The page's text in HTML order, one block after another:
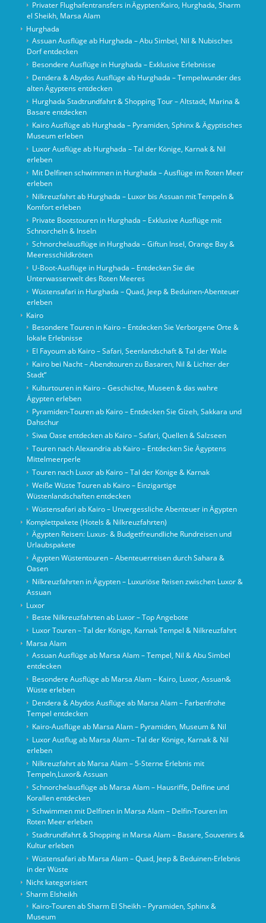
Privater Flughafentransfers in Ägypten:Kairo, Hurghada, Sharm
el Sheikh, Marsa Alam
Hurghada
Assuan Ausflüge ab Hurghada – Abu Simbel, Nil & Nubisches
Dorf entdecken
Besondere Ausflüge in Hurghada – Exklusive Erlebnisse
Dendera & Abydos Ausflüge ab Hurghada – Tempelwunder des
alten Ägyptens entdecken
Hurghada Stadtrundfahrt & Shopping Tour – Altstadt, Marina &
Basare entdecken
Kairo Ausflüge ab Hurghada – Pyramiden, Sphinx & Ägyptisches
Museum erleben
Luxor Ausflüge ab Hurghada – Tal der Könige, Karnak & Nil
erleben
Mit Delfinen schwimmen in Hurghada – Ausflüge im Roten Meer
erleben
Nilkreuzfahrt ab Hurghada – Luxor bis Assuan mit Tempeln &
Komfort erleben
Private Bootstouren in Hurghada – Exklusive Ausflüge mit
Schnorcheln & Inseln
Schnorchelausflüge in Hurghada – Giftun Insel, Orange Bay &
Meeresschildkröten
U-Boot-Ausflüge in Hurghada – Entdecken Sie die
Unterwasserwelt des Roten Meeres
Wüstensafari in Hurghada – Quad, Jeep & Beduinen-Abenteuer
erleben
Kairo
Besondere Touren in Kairo – Entdecken Sie Verborgene Orte &
lokale Erlebnisse
El Fayoum ab Kairo – Safari, Seenlandschaft & Tal der Wale
Kairo bei Nacht – Abendtouren zu Basaren, Nil & Lichter der
Stadt“
Kulturtouren in Kairo – Geschichte, Museen & das wahre
Ägypten erleben
Pyramiden-Touren ab Kairo – Entdecken Sie Gizeh, Sakkara und
Dahschur
Siwa Oase entdecken ab Kairo – Safari, Quellen & Salzseen
Touren nach Alexandria ab Kairo – Entdecken Sie Ägyptens
Mittelmeerperle
Touren nach Luxor ab Kairo – Tal der Könige & Karnak
Weiße Wüste Touren ab Kairo – Einzigartige
Wüstenlandschaften entdecken
Wüstensafari ab Kairo – Unvergessliche Abenteuer in Ägypten
Komplettpakete (Hotels & Nilkreuzfahrten)
Ägypten Reisen: Luxus- & Budgetfreundliche Rundreisen und
Urlaubspakete
Ägypten Wüstentouren – Abenteuerreisen durch Sahara &
Oasen
Nilkreuzfahrten in Ägypten – Luxuriöse Reisen zwischen Luxor &
Assuan
Luxor
Beste Nilkreuzfahrten ab Luxor – Top Angebote
Luxor Touren – Tal der Könige, Karnak Tempel & Nilkreuzfahrt
Marsa Alam
Assuan Ausflüge ab Marsa Alam – Tempel, Nil & Abu Simbel
entdecken
Besondere Ausflüge ab Marsa Alam – Kairo, Luxor, Assuan&
Wüste erleben
Dendera & Abydos Ausflüge ab Marsa Alam – Farbenfrohe
Tempel entdecken
Kairo-Ausflüge ab Marsa Alam – Pyramiden, Museum & Nil
Luxor Ausflug ab Marsa Alam – Tal der Könige, Karnak & Nil
erleben
Nilkreuzfahrt ab Marsa Alam – 5-Sterne Erlebnis mit
Tempeln,Luxor& Assuan
Schnorchelausflüge ab Marsa Alam – Hausriffe, Delfine und
Korallen entdecken
Schwimmen mit Delfinen in Marsa Alam – Delfin-Touren im
Roten Meer erleben
Stadtrundfahrt & Shopping in Marsa Alam – Basare, Souvenirs &
Kultur erleben
Wüstensafari ab Marsa Alam – Quad, Jeep & Beduinen-Erlebnis
in der Wüste
Nicht kategorisiert
Sharm Elsheikh
Kairo‑Touren ab Sharm El Sheikh – Pyramiden, Sphinx &
Museum